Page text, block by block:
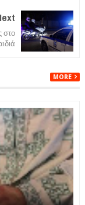
στο
MORE